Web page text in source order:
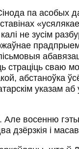
па асобых
не зусім
страціць сваю
абстаноўка
указам аб
Але восенню
дзёрзкія і